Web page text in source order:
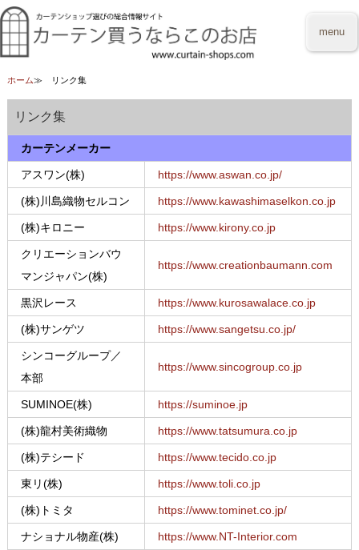
menu
ホーム リンク集
リンク集
カーテンメーカー
アスワン(株) https://www.aswan.co.jp/
(株)川島織物セルコン https://www.kawashimaselkon.co.jp
(株)キロニー https://www.kirony.co.jp
クリエーションバウ
マンジャパン(株)
https://www.creationbaumann.com
黒沢レース https://www.kurosawalace.co.jp
(株)サンゲツ https://www.sangetsu.co.jp/
シンコーグループ／
本部
https://www.sincogroup.co.jp
SUMINOE(株) https://suminoe.jp
(株)龍村美術織物 https://www.tatsumura.co.jp
(株)テシード https://www.tecido.co.jp
東リ(株) https://www.toli.co.jp
(株)トミタ https://www.tominet.co.jp/
ナショナル物産(株) https://www.NT-Interior.com